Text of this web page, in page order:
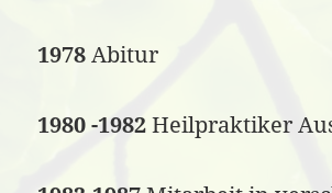
1978Abitur
1980 -1982Heilpraktiker